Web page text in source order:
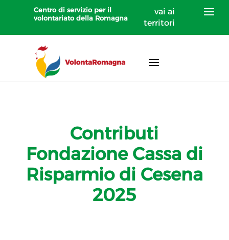
Centro di servizio per il
volontariato della Romagna
vai ai
territori
Contributi
Fondazione Cassa di
Risparmio di Cesena
2025